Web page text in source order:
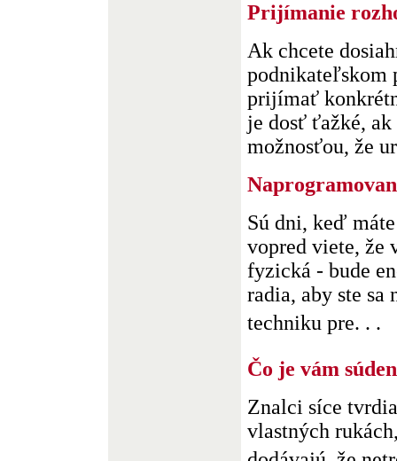
Prijímanie
Ak chcete
podnikateľskom
prijímať
je dosť ťažké, ak
možnosťou, že
Sú dni, keď
vopred viete, že
fyzická - bude
radia, aby ste
techniku pre. . .
Čo je vám
Znalci síce
vlastných